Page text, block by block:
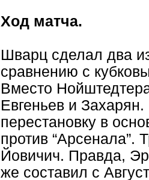
Ход матча.
Шварц сделал два
сравнению с
Вместо
Евгеньев и
перестановку в
против “Арсенала”.
Йовичич. Правда,
же составил с